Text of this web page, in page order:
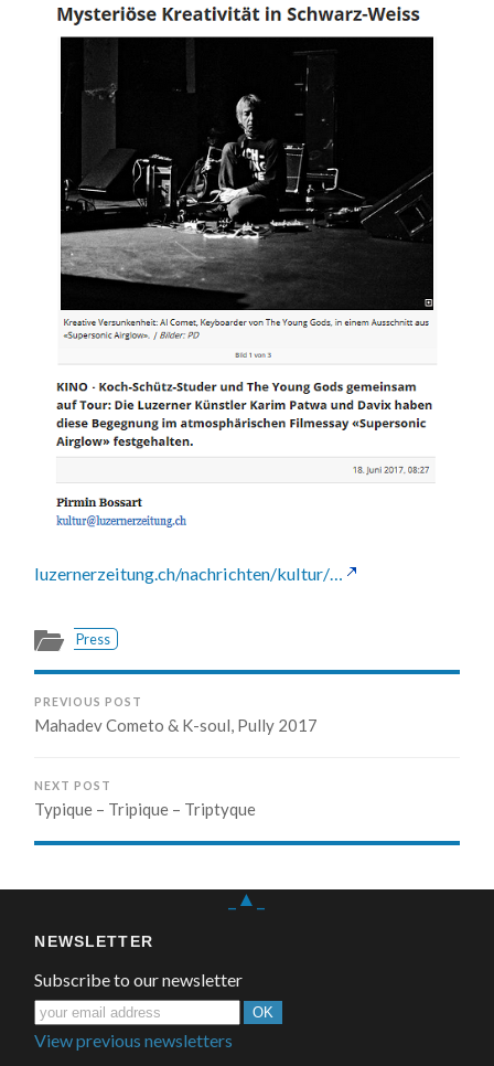
luzernerzeitung.ch/nachrichten/kultur/…
Press
PREVIOUS POST
Mahadev Cometo & K-soul, Pully 2017
NEXT POST
Typique – Tripique – Triptyque
_▲_
NEWSLETTER
Subscribe to our newsletter
View previous newsletters